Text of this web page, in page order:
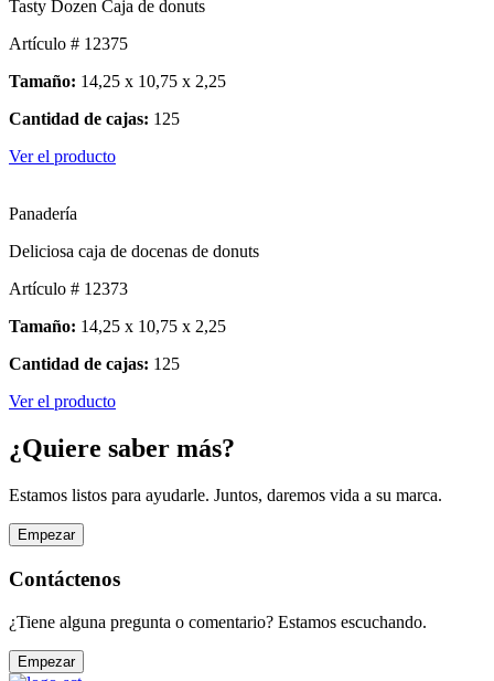
Tasty Dozen Caja de donuts
Artículo # 12375
Tamaño: 14,25 x 10,75 x 2,25
Cantidad de cajas: 125
Ver el producto
Panadería
Deliciosa caja de docenas de donuts
Artículo # 12373
Tamaño: 14,25 x 10,75 x 2,25
Cantidad de cajas: 125
Ver el producto
¿Quiere saber más?
Estamos listos para ayudarle. Juntos, daremos vida a su marca.
Empezar
Contáctenos
¿Tiene alguna pregunta o comentario? Estamos escuchando.
Empezar